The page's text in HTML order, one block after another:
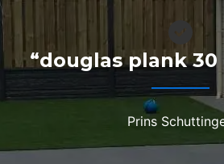
“douglas plank 30
Prins